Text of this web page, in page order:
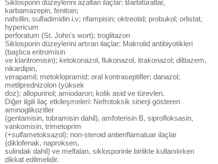
Siklosporin düzeylerini azaltan ilaçlar: Barbitüratlar,
karbamazepin, fenitoin;
nafsillin, sulfadimidin i.v; rifampisin; oktreotid; probukol; orlistat,
hypericum
perforatum (St. John's wort); troglitazon
Siklosporin düzeylerini artıran ilaçlar: Makrolid antibiyotikleri
(başlıca eritromisin
ve klaritromisin); ketokonazol, flukonazol, itrakonazol; diltiazem,
nikardipin,
verapamil; metoklopramid; oral kontraseptifler; danazol;
metilprednizolon (yüksek
doz); allopurinol; amiodaron; kolik asid ve türevleri.
Diğer ilgili ilaç etkileşmeleri: Nefrotoksik sinerji gösteren
aminoglikozitler
(gentamisin, tobramisin dahil), amfoterisin B, siprofloksasin,
vankomisin, trimetoprim
(+sulfametoksazol); non-steroid antienflamatuar ilaçlar
(diklofenak, naproksen,
sulindak dahil) ve melfalan, siklosporinle birlikte kullanılırken
dikkat edilmelidir.